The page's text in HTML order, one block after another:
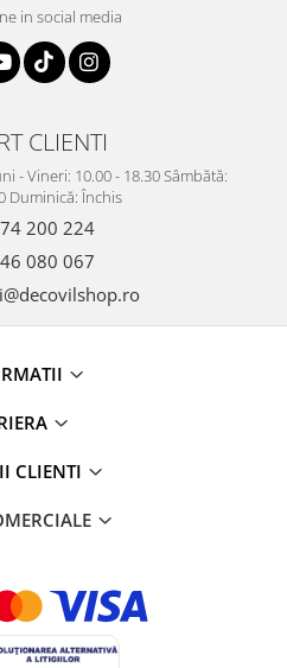
in social media
CLIENTI
- Vineri: 10.00 - 18.30 Sâmbătă:
Duminică: Închis
200 224
080 067
CLIENTI